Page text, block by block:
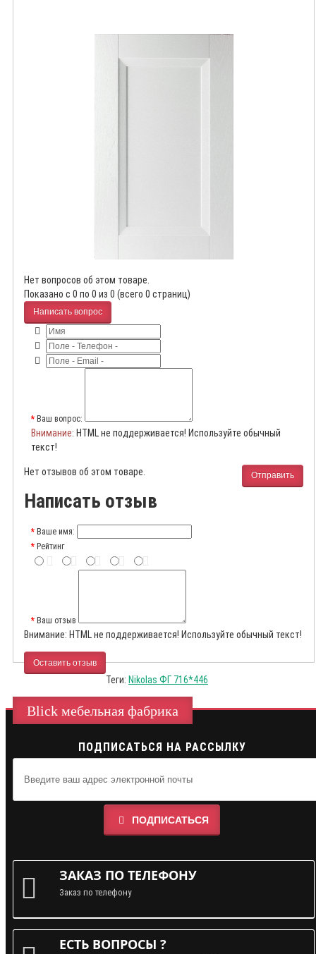
Нет вопросов об этом товаре.
Показано с 0 по 0 из 0 (всего 0 страниц)
Написать вопрос
Ваш вопрос:
Внимание: HTML не поддерживается! Используйте обычный
текст!
Отправить
Нет отзывов об этом товаре.
Написать отзыв
Ваше имя:
Рейтинг
Ваш отзыв
Внимание: HTML не поддерживается! Используйте обычный текст!
Оставить отзыв
Теги: Nikolas ФГ 716*446
Blick мебельная фабрика
ПОДПИСАТЬСЯ НА РАССЫЛКУ
ПОДПИСАТЬСЯ
ЗАКАЗ ПО ТЕЛЕФОНУ
Заказ по телефону
ЕСТЬ ВОПРОСЫ ?